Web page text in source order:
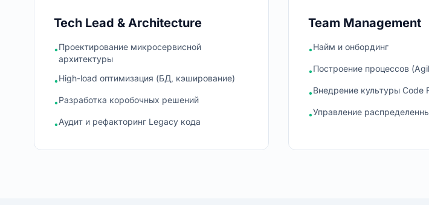
Tech Lead & Architecture
•Проектирование микросервисной
архитектуры
•High-load оптимизация (БД, кэширование)
•Разработка коробочных решений
•Аудит и рефакторинг Legacy кода
Team Management
•Найм и онбординг
•Построение процессов
•Внедрение культуры Code
•Управление